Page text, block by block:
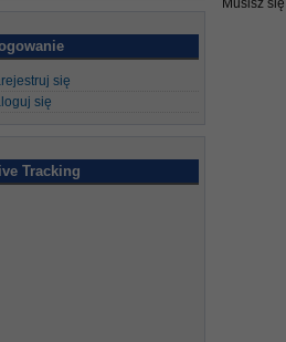
się
się
Tracking
Musisz się